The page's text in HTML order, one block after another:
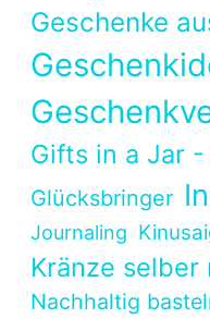
Geschenke
Gifts in a Jar -
Glücksbringer
Journaling
Kränze selber
Nachhaltig